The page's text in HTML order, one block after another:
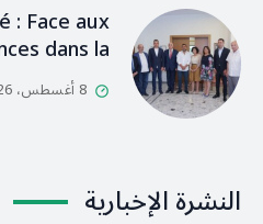
: Face aux
dans la…
8 أغسطس، 2026
النشرة الإخبارية